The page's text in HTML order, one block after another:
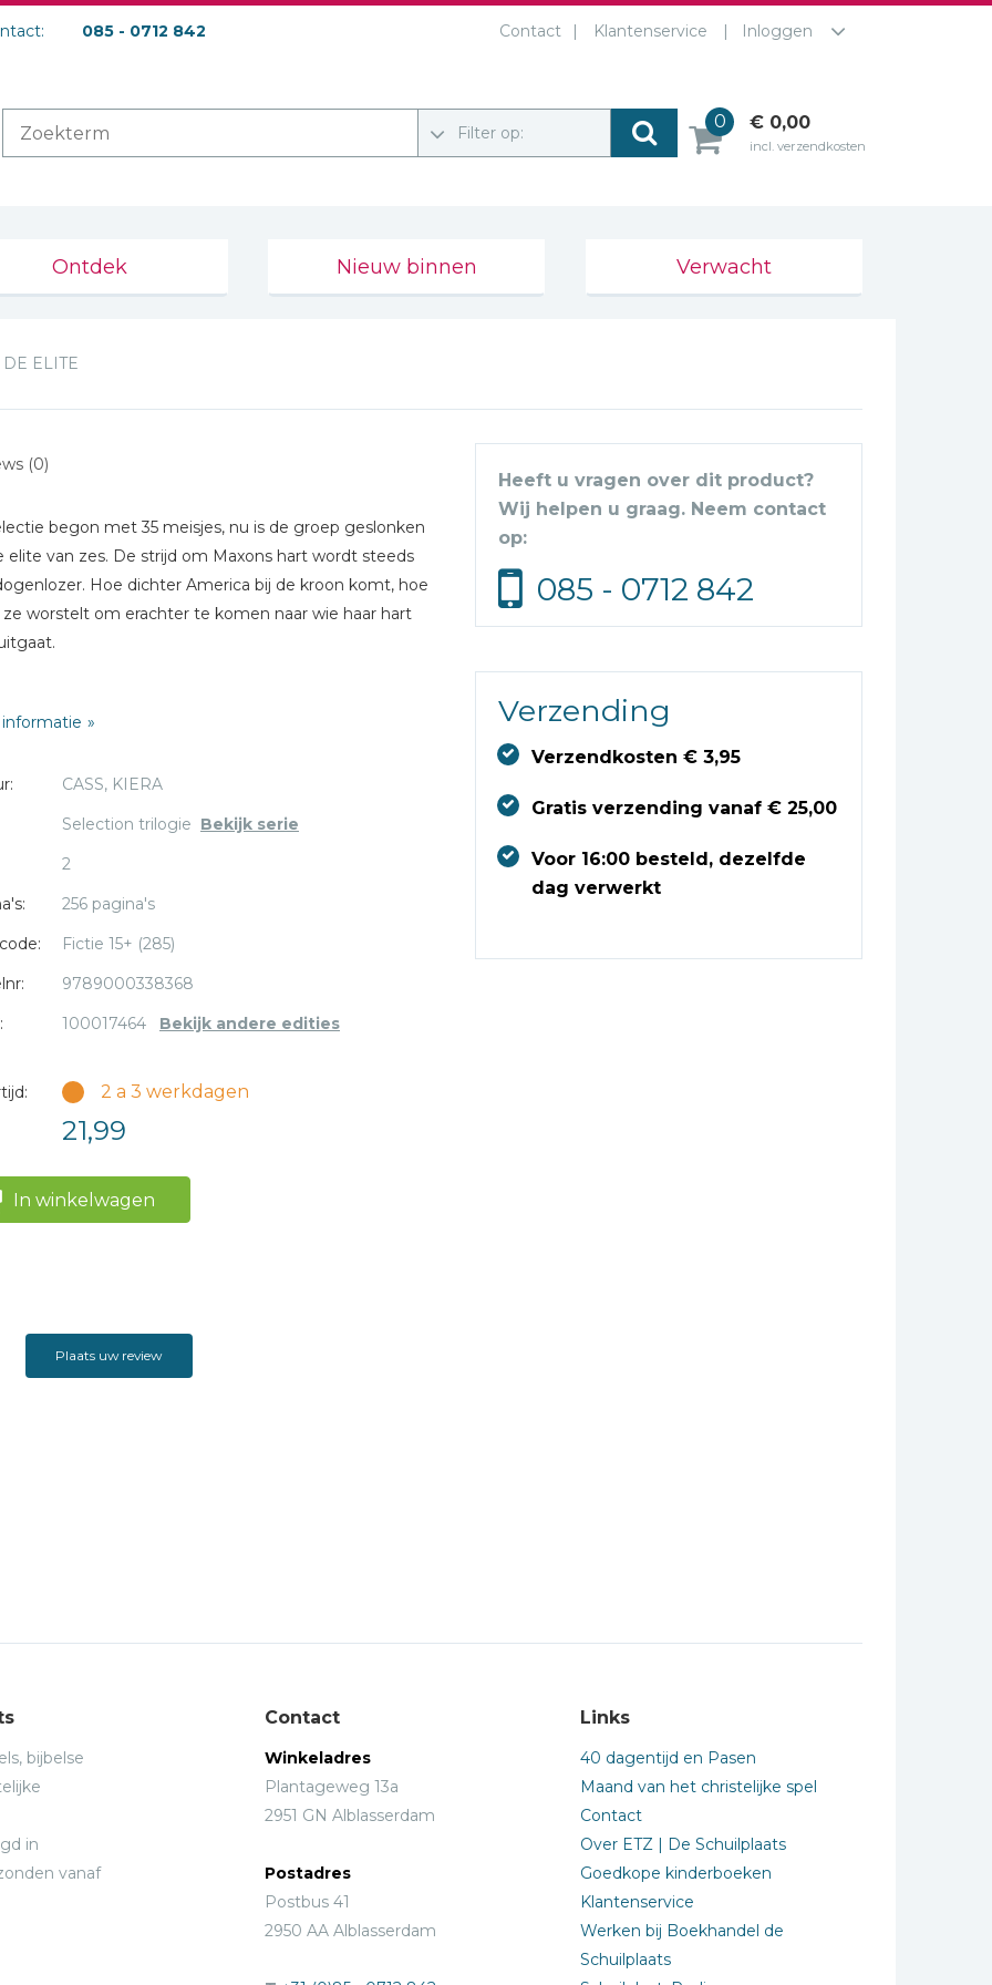
085 - 0712 842 Contact Klantenservice Inloggen
Filter op:
0 € 0,00
incl. verzendkosten
Ontdek Nieuw binnen Verwacht
DE ELITE
(0)
begon met 35 meisjes, nu is de groep geslonken
elite van zes. De strijd om Maxons hart wordt steeds
Hoe dichter America bij de kroon komt, hoe
worstelt om erachter te komen naar wie haar hart
flonkerende romantiek. Maar zodra ze haar eerste
door herinneringen aan een leven dat ze van plan
samen op te bouwen. America heeft meer tijd nodig.
rest van de elite precies wat ze wil. America's kans
kiezen dreigt door haar vingers te glippen.
CASS, KIERA
Selection trilogie Bekijk serie
2
256 pagina's
Fictie 15+ (285)
9789000338368
100017464 Bekijk andere edities
2 a 3 werkdagen
21,99
In winkelwagen
Heeft u vragen over dit product?
Wij helpen u graag. Neem contact
op:
085 - 0712 842
Verzending
Verzendkosten € 3,95
Gratis verzending vanaf € 25,00
Voor 16:00 besteld, dezelfde
dag verwerkt
Plaats uw review
bijbelse
in
vanaf
Contact
Winkeladres
Plantageweg 13a
2951 GN Alblasserdam
Postadres
Postbus 41
2950 AA Alblasserdam
Links
40 dagentijd en Pasen
Maand van het christelijke spel
Contact
Over ETZ | De Schuilplaats
Goedkope kinderboeken
Klantenservice
Werken bij Boekhandel de
Schuilplaats